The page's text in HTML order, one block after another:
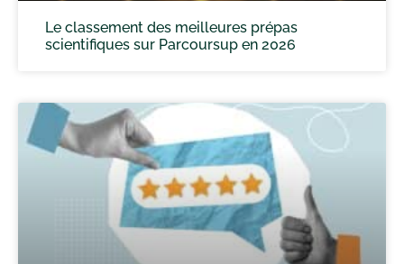
Le classement des meilleures prépas
scientifiques sur Parcoursup en 2026